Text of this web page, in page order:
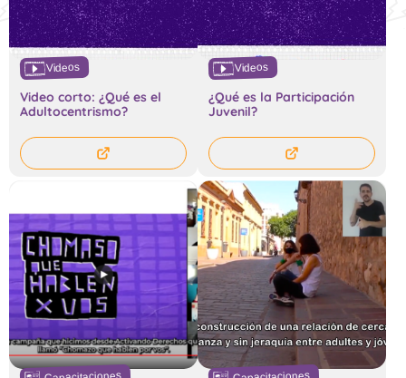
Videos
Video corto: ¿Qué es el
Adultocentrismo?
Videos
¿Qué es la Participación
Juvenil?